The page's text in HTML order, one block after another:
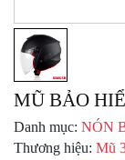
FULLFACE
BEN
NÂNG
XE
MOTO
PKL
MŨ BẢO
Danh mục: NÓN
Thương hiệu: Mũ